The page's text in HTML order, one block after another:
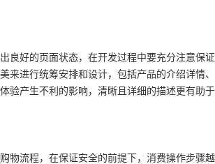
良好的页面状态，在开发过程中要充分注意保
来进行统筹安排和设计，包括产品的介绍详情
验产生不利的影响，清晰且详细的描述更有助
物流程，在保证安全的前提下，消费操作步骤